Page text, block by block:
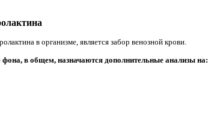
в организме, является забор венозной крови.
в общем, назначаются дополнительные анализы на: